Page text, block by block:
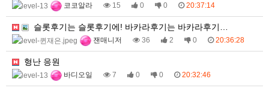
코코알라 15 0 0 20:37:14
슬롯후기는 슬롯후기에! 바카라후기는 바카라후기…
잰매니저 36 2 0 20:36:28
형난 응원
바디오일 7 0 0 20:32:46